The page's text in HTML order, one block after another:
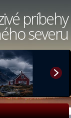
príbehy
severu